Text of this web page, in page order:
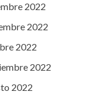
2022
2022
2022
2022
2022